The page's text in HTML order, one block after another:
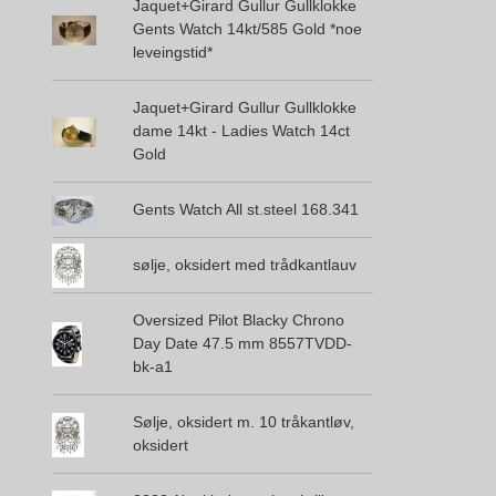
Jaquet+Girard Gullur Gullklokke
Gents Watch 14kt/585 Gold *noe
leveingstid*
Jaquet+Girard Gullur Gullklokke
dame 14kt - Ladies Watch 14ct
Gold
Gents Watch All st.steel 168.341
sølje, oksidert med trådkantlauv
Oversized Pilot Blacky Chrono
Day Date 47.5 mm 8557TVDD-
bk-a1
Sølje, oksidert m. 10 tråkantløv,
oksidert